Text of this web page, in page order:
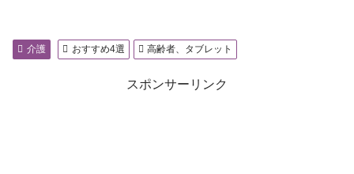
介護 おすすめ4選 高齢者、タブレット
スポンサーリンク